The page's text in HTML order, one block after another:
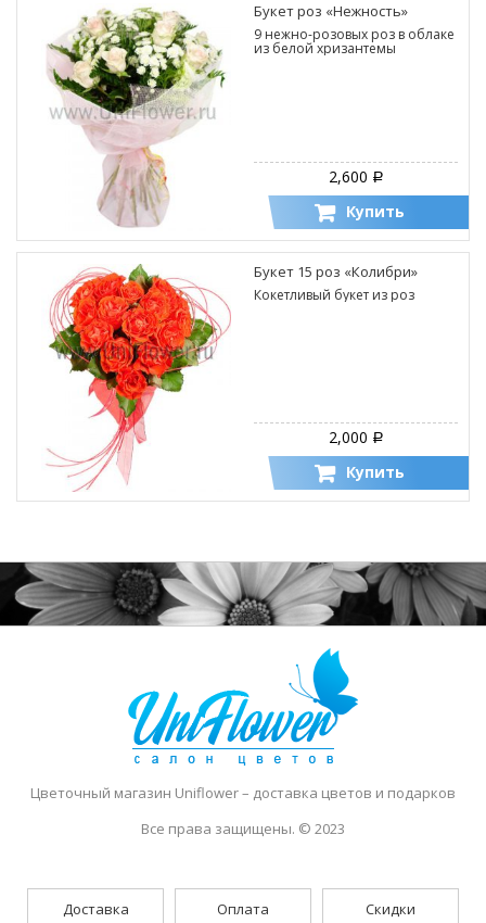
Букет роз «Нежность»
9 нежно-розовых роз в облаке
из белой хризантемы
2,600 Р
Купить
Букет 15 роз «Колибри»
Кокетливый букет из роз
2,000 Р
Купить
Цветочный магазин Uniflower– доставка цветов и подарков
Все права защищены. © 2023
Доставка Оплата Скидки